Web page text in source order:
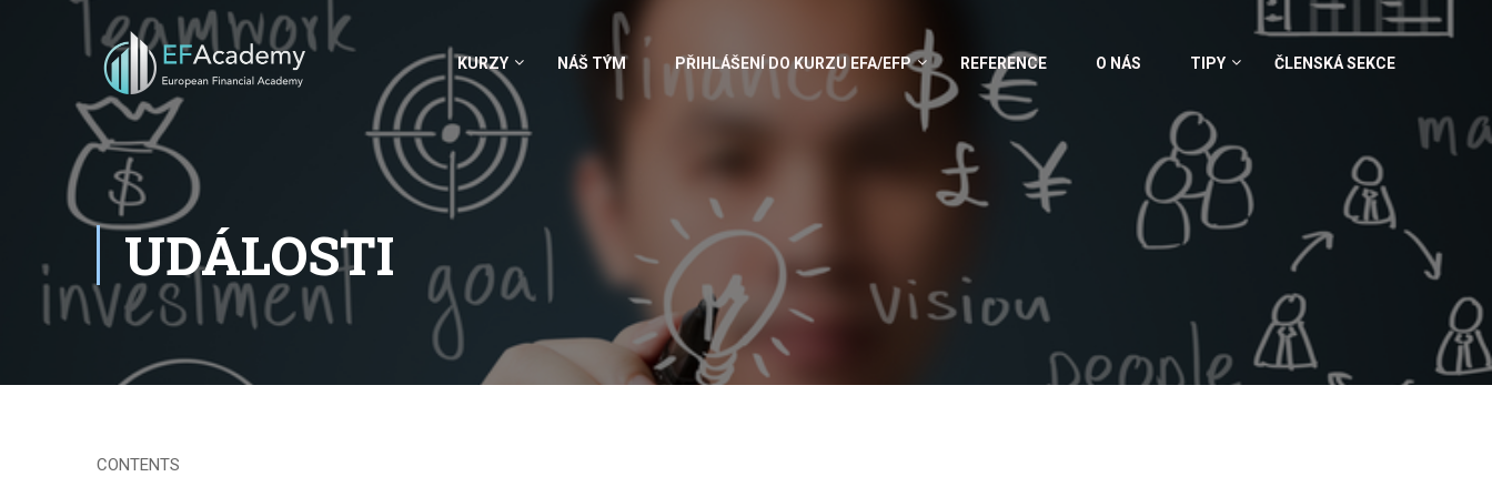
KURZY NÁŠ TÝM PŘIHLÁŠENÍ DO KURZU EFA/EFP REFERENCE O NÁS TIPY ČLENSKÁ SEKCE
UDÁLOSTI
CONTENTS